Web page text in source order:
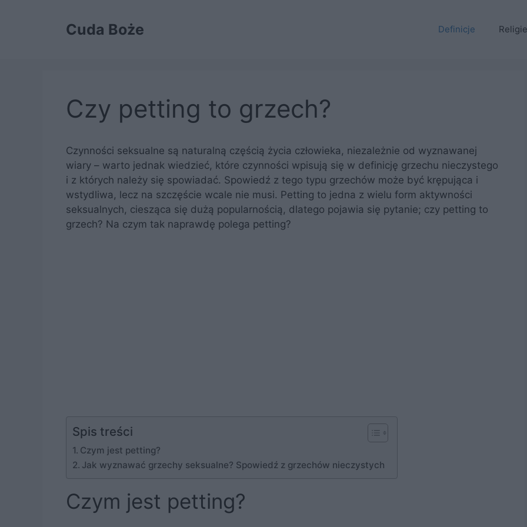
Cuda Boże Definicje Religie
Czy petting to grzech?
Czynności seksualne są naturalną częścią życia człowieka, niezależnie od wyznawanej
wiary – warto jednak wiedzieć, które czynności wpisują się w definicję grzechu nieczystego
i z których należy się spowiadać. Spowiedź z tego typu grzechów może być krępująca i
wstydliwa, lecz na szczęście wcale nie musi. Petting to jedna z wielu form aktywności
seksualnych, ciesząca się dużą popularnością, dlatego pojawia się pytanie; czy petting to
grzech? Na czym tak naprawdę polega petting?
Spis treści
Czym jest petting?
Jak wyznawać grzechy seksualne? Spowiedź z grzechów nieczystych
Czym jest petting?